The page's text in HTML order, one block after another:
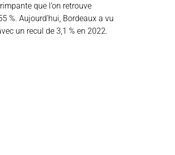
que l’on retrouve
%. Aujourd’hui, Bordeaux a vu
un recul de 3,1 % en 2022.